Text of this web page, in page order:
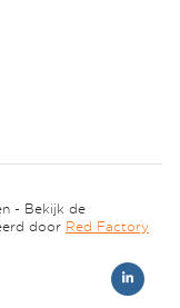
- Bekijk de
door Red Factory